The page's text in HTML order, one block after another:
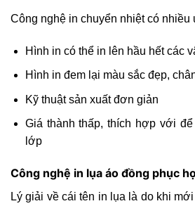
Công nghệ in chuyển nhiệt có nhiều
Hình in có thể in lên hầu hết các
Hình in đem lại màu sắc đẹp,
Kỹ thuật sản xuất đơn giản
Giá thành thấp, thích hợp với
lớp
Công nghệ in lụa áo đồng phục
Lý giải về cái tên in lụa là do khi